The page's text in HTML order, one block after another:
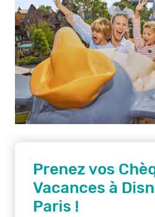
Prenez vos
Vacances à
Paris !